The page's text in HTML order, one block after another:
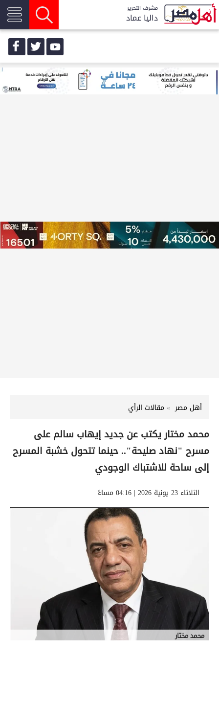
مشرف التحرير
داليا عماد
أهل مصر مقالات الرأي
محمد مختار يكتب عن جديد إيهاب سالم على
مسرح "نهاد صليحة".. حينما تتحول خشبة المسرح
إلى ساحة للاشتباك الوجودي
الثلاثاء 23 يونية 2026 | 04:16 مساءً
محمد مختار